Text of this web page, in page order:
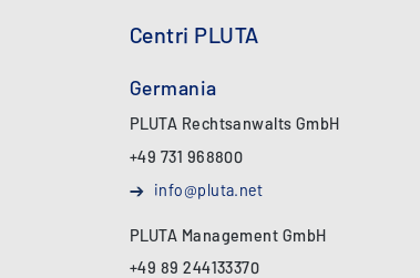
Centri PLUTA
Germania
PLUTA Rechtsanwalts GmbH
+49 731 968800
info@pluta.net
PLUTA Management GmbH
+49 89 244133370